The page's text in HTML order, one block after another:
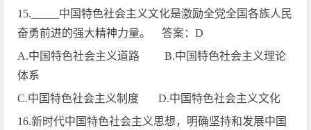
15._____ 中国特色社会主义文化是激励全党全国各族人民
奋勇前进的强大精神力量。 答案：D
A.中国特色社会主义道路 B.中国特色社会主义理论
体系
C.中国特色社会主义制度 D.中国特色社会主义文化
16.新时代中国特色社会主义思想，明确坚持和发展中国